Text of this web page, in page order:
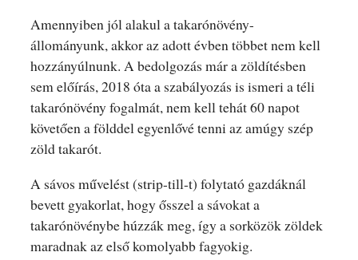
Amennyiben jól alakul a takarónövény-
állományunk, akkor az adott évben többet nem kell
hozzányúlnunk. A bedolgozás már a zöldítésben
sem előírás, 2018 óta a szabályozás is ismeri a téli
takarónövény fogalmát, nem kell tehát 60 napot
követően a földdel egyenlővé tenni az amúgy szép
zöld takarót.
A sávos művelést (strip-till-t) folytató gazdáknál
bevett gyakorlat, hogy ősszel a sávokat a
takarónövénybe húzzák meg, így a sorközök zöldek
maradnak az első komolyabb fagyokig.